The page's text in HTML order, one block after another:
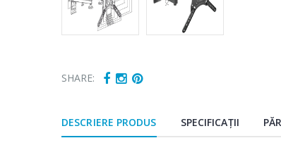
SHARE:
DESCRIERE PRODUS SPECIFICAȚII